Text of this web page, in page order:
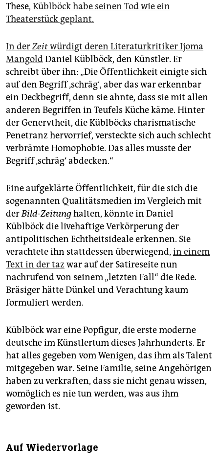
These, Küblböck habe seinen Tod wie ein
Theaterstück geplant.
In derZeitwürdigt deren Literaturkritiker Ijoma
MangoldDaniel Küblböck, den Künstler. Er
schreibt über ihn: „Die Öffentlichkeit einigte sich
auf den Begriff ‚schräg‘, aber das war erkennbar
ein Deckbegriff, denn sie ahnte, dass sie mit allen
anderen Begriffen in Teufels Küche käme. Hinter
der Genervtheit, die Küblböcks charismatische
Penetranz hervorrief, versteckte sich auch schlecht
verbrämte Homophobie. Das alles musste der
Begriff ‚schräg‘ abdecken.“
Eine aufgeklärte Öffentlichkeit, für die sich die
sogenannten Qualitätsmedien im Vergleich mit
derBild-Zeitunghalten, könnte in Daniel
Küblböck die livehaftige Verkörperung der
antipolitischen Echtheitsideale erkennen. Sie
verachtete ihn stattdessen überwiegend, in einem
Text in der taz war auf der Satireseite nun
nachrufend von seinem „letzten Fall“ die Rede.
Bräsiger hätte Dünkel und Verachtung kaum
formuliert werden.
Küblböck war eine Popfigur, die erste moderne
deutsche im Künstlertum dieses Jahrhunderts. Er
hat alles gegeben vom Wenigen, das ihm als Talent
mitgegeben war. Seine Familie, seine Angehörigen
haben zu verkraften, dass sie nicht genau wissen,
womöglich es nie tun werden, was aus ihm
geworden ist.
Auf Wiedervorlage